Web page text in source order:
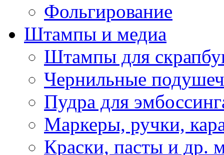
Фольгирование
Штампы и медиа
Штампы для
Чернильные
Пудра для
Маркеры, ручки,
Краски, пасты и др.